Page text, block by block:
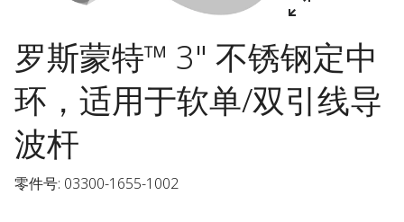
罗斯蒙特™ 3" 不锈钢定中
环，适用于软单/双引线导
波杆
零件号: 03300-1655-1002